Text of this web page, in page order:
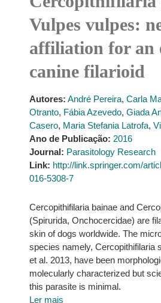
Vulpes vulpes:
affiliation for an
canine filarioid
Autores: André Pereira, Carla
Otranto, Fábia Azevedo, Giada
Casero, Maria Stefania Latrofa,
Ano de Publicação: 2016
Journal: Parasitology Research
Link: http://link.springer.com/
016-5308-7
Cercopithifilaria bainae and
(Spirurida, Onchocercidae) are
skin of dogs worldwide. The
species namely, Cercopithifilaria
et al. 2013, have been
molecularly characterized but
this parasite is minimal.
Ler mais